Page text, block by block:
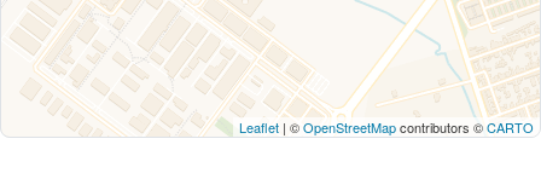
Leaflet | ©OpenStreetMapcontributors ©CARTO